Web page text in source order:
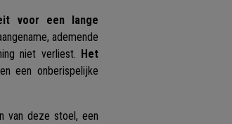
voor een lange
ademende
niet verliest. Het
een onberispelijke
van deze stoel, een